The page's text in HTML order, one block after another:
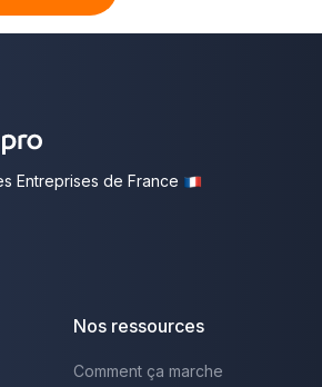
Entreprises de France
Nos ressources
Comment ça marche